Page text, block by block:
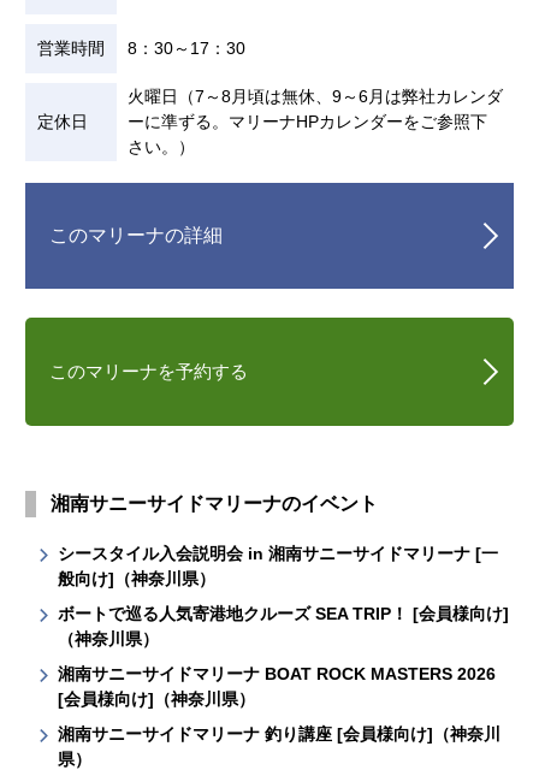
営業時間 8：30～17：30
定休日
火曜日（7～8月頃は無休、9～6月は弊社カレンダ
ーに準ずる。マリーナHPカレンダーをご参照下
さい。）
このマリーナの詳細
このマリーナを予約する
湘南サニーサイドマリーナのイベント
シースタイル入会説明会 in 湘南サニーサイドマリーナ [一
般向け]（神奈川県）
ボートで巡る人気寄港地クルーズ SEA TRIP！ [会員様向け]
（神奈川県）
湘南サニーサイドマリーナ BOAT ROCK MASTERS 2026
[会員様向け]（神奈川県）
湘南サニーサイドマリーナ 釣り講座 [会員様向け]（神奈川
県）